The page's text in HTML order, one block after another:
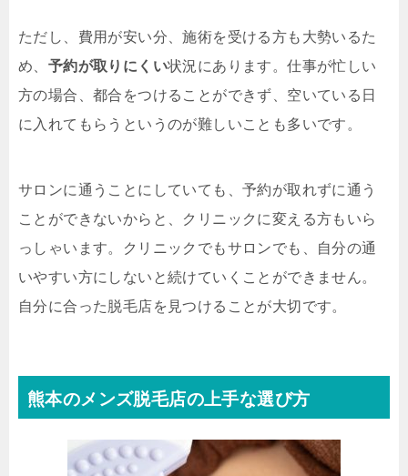
ただし、費用が安い分、施術を受ける方も大勢いるた
め、 予約が取りにくい状況にあります。仕事が忙しい
方の場合、都合をつけることができず、空いている日
に入れてもらうというのが難しいことも多いです。
サロンに通うことにしていても、予約が取れずに通う
ことができないからと、クリニックに変える方もいら
っしゃいます。クリニックでもサロンでも、自分の通
いやすい方にしないと続けていくことができません。
自分に合った脱毛店を見つけることが大切です。
熊本のメンズ脱毛店の上手な選び方